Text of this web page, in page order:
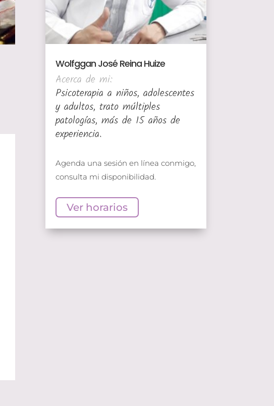
Wolfggan José Reina Huize
Acerca de mi:
Psicoterapia a niños, adolescentes
y adultos, trato múltiples
patologías, más de 15 años de
experiencia.
Agenda una sesión en línea conmigo,
consulta mi disponibilidad.
Ver horarios